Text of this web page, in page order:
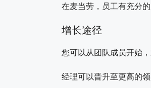
在麦当劳，员工有充分
增长途径
您可以从团队成员开始
经理可以晋升至更高的